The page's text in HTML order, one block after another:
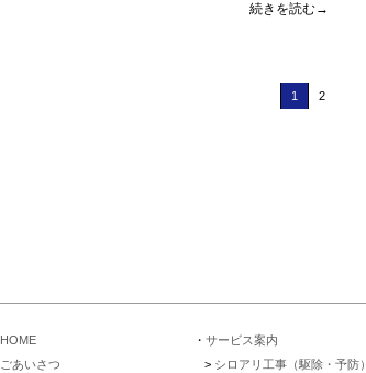
続きを読む→
1 2
HOME
ごあいさつ
サービス案内
シロアリ工事（駆除・予防）